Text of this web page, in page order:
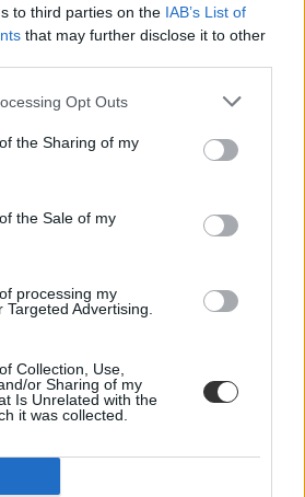
to third parties on the IAB’s List of
that may further disclose it to other
Opt Outs
the Sharing of my
the Sale of my
processing my
Advertising.
Collection, Use,
or Sharing of my
Is Unrelated with the
it was collected.